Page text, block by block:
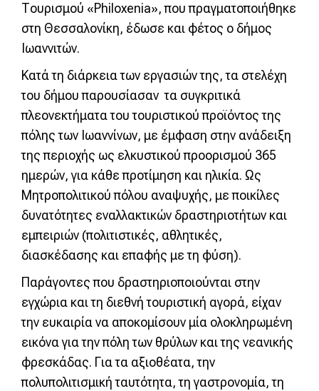
Τουρισμού «Philoxenia», που πραγματοποιήθηκε
στη Θεσσαλονίκη, έδωσε και φέτος ο δήμος
Ιωαννιτών.
Κατά τη διάρκεια των εργασιών της, τα στελέχη
του δήμου παρουσίασαν τα συγκριτικά
πλεονεκτήματα του τουριστικού προϊόντος της
πόλης των Ιωαννίνων, με έμφαση στην ανάδειξη
της περιοχής ως ελκυστικού προορισμού 365
ημερών, για κάθε προτίμηση και ηλικία. Ως
Μητροπολιτικού πόλου αναψυχής, με ποικίλες
δυνατότητες εναλλακτικών δραστηριοτήτων και
εμπειριών (πολιτιστικές, αθλητικές,
διασκέδασης και επαφής με τη φύση).
Παράγοντες που δραστηριοποιούνται στην
εγχώρια και τη διεθνή τουριστική αγορά, είχαν
την ευκαιρία να αποκομίσουν μία ολοκληρωμένη
εικόνα για την πόλη των θρύλων και της νεανικής
φρεσκάδας. Για τα αξιοθέατα, την
πολυπολιτισμική ταυτότητα, τη γαστρονομία, τη